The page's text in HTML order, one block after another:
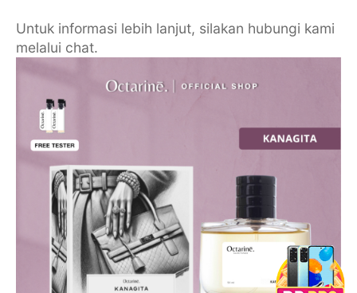
Untuk informasi lebih lanjut, silakan hubungi kami
melalui chat.